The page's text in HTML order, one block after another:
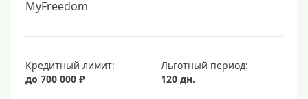
MyFreedom
Кредитный лимит:
до 700 000 ₽
Льготный период:
120 дн.